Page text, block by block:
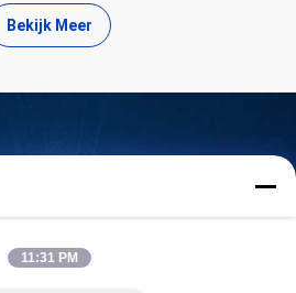
Bekijk Meer
hoogwaardige
11:31 PM